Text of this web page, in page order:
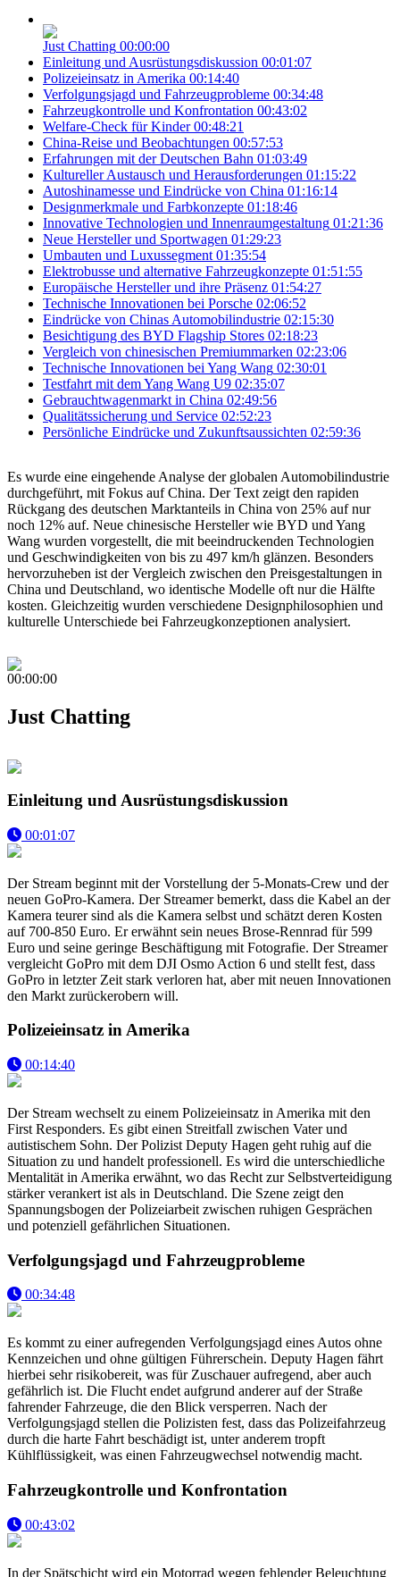
Just Chatting 00:00:00
Einleitung und Ausrüstungsdiskussion 00:01:07
Polizeieinsatz in Amerika 00:14:40
Verfolgungsjagd und Fahrzeugprobleme 00:34:48
Fahrzeugkontrolle und Konfrontation 00:43:02
Welfare-Check für Kinder 00:48:21
China-Reise und Beobachtungen 00:57:53
Erfahrungen mit der Deutschen Bahn 01:03:49
Kultureller Austausch und Herausforderungen 01:15:22
Autoshinamesse und Eindrücke von China 01:16:14
Designmerkmale und Farbkonzepte 01:18:46
Innovative Technologien und Innenraumgestaltung 01:21:36
Neue Hersteller und Sportwagen 01:29:23
Umbauten und Luxussegment 01:35:54
Elektrobusse und alternative Fahrzeugkonzepte 01:51:55
Europäische Hersteller und ihre Präsenz 01:54:27
Technische Innovationen bei Porsche 02:06:52
Eindrücke von Chinas Automobilindustrie 02:15:30
Besichtigung des BYD Flagship Stores 02:18:23
Vergleich von chinesischen Premiummarken 02:23:06
Technische Innovationen bei Yang Wang 02:30:01
Testfahrt mit dem Yang Wang U9 02:35:07
Gebrauchtwagenmarkt in China 02:49:56
Qualitätssicherung und Service 02:52:23
Persönliche Eindrücke und Zukunftsaussichten 02:59:36
Es wurde eine eingehende Analyse der globalen Automobilindustrie
durchgeführt, mit Fokus auf China. Der Text zeigt den rapiden
Rückgang des deutschen Marktanteils in China von 25% auf nur
noch 12% auf. Neue chinesische Hersteller wie BYD und Yang
Wang wurden vorgestellt, die mit beeindruckenden Technologien
und Geschwindigkeiten von bis zu 497 km/h glänzen. Besonders
hervorzuheben ist der Vergleich zwischen den Preisgestaltungen in
China und Deutschland, wo identische Modelle oft nur die Hälfte
kosten. Gleichzeitig wurden verschiedene Designphilosophien und
kulturelle Unterschiede bei Fahrzeugkonzeptionen analysiert.
00:00:00
Just Chatting
Einleitung und Ausrüstungsdiskussion
00:01:07
Der Stream beginnt mit der Vorstellung der 5-Monats-Crew und der
neuen GoPro-Kamera. Der Streamer bemerkt, dass die Kabel an der
Kamera teurer sind als die Kamera selbst und schätzt deren Kosten
auf 700-850 Euro. Er erwähnt sein neues Brose-Rennrad für 599
Euro und seine geringe Beschäftigung mit Fotografie. Der Streamer
vergleicht GoPro mit dem DJI Osmo Action 6 und stellt fest, dass
GoPro in letzter Zeit stark verloren hat, aber mit neuen Innovationen
den Markt zurückerobern will.
Polizeieinsatz in Amerika
00:14:40
Der Stream wechselt zu einem Polizeieinsatz in Amerika mit den
First Responders. Es gibt einen Streitfall zwischen Vater und
autistischem Sohn. Der Polizist Deputy Hagen geht ruhig auf die
Situation zu und handelt professionell. Es wird die unterschiedliche
Mentalität in Amerika erwähnt, wo das Recht zur Selbstverteidigung
stärker verankert ist als in Deutschland. Die Szene zeigt den
Spannungsbogen der Polizeiarbeit zwischen ruhigen Gesprächen
und potenziell gefährlichen Situationen.
Verfolgungsjagd und Fahrzeugprobleme
00:34:48
Es kommt zu einer aufregenden Verfolgungsjagd eines Autos ohne
Kennzeichen und ohne gültigen Führerschein. Deputy Hagen fährt
hierbei sehr risikobereit, was für Zuschauer aufregend, aber auch
gefährlich ist. Die Flucht endet aufgrund anderer auf der Straße
fahrender Fahrzeuge, die den Blick versperren. Nach der
Verfolgungsjagd stellen die Polizisten fest, dass das Polizeifahrzeug
durch die harte Fahrt beschädigt ist, unter anderem tropft
Kühlflüssigkeit, was einen Fahrzeugwechsel notwendig macht.
Fahrzeugkontrolle und Konfrontation
00:43:02
In der Spätschicht wird ein Motorrad wegen fehlender Beleuchtung